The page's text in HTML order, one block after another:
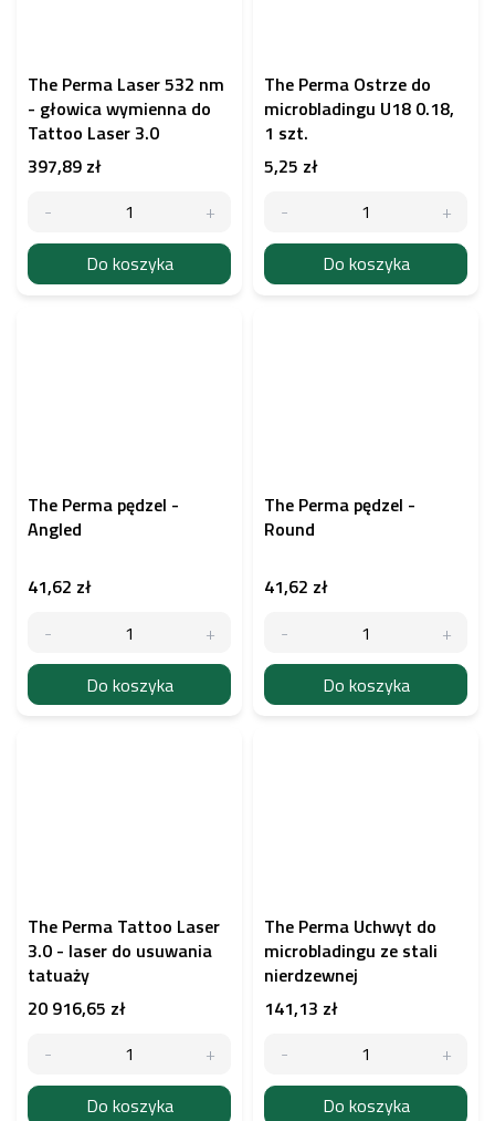
The Perma Laser 532 nm
- głowica wymienna do
Tattoo Laser 3.0
397,89 zł
Do koszyka
The Perma Ostrze do
microbladingu U18 0.18,
1 szt.
5,25 zł
Do koszyka
The Perma pędzel -
Angled
41,62 zł
Do koszyka
The Perma pędzel -
Round
41,62 zł
Do koszyka
The Perma Tattoo Laser
3.0 - laser do usuwania
tatuaży
20 916,65 zł
Do koszyka
The Perma Uchwyt do
microbladingu ze stali
nierdzewnej
141,13 zł
Do koszyka